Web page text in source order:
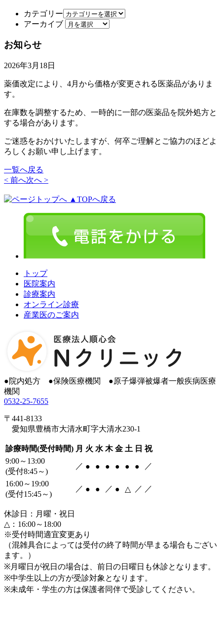
カテゴリー
アーカイブ
お知らせ
2026年3月18日
薬価改定により、4月から価格が変更される医薬品がありま
す。
在庫数を調整するため、一時的に一部の医薬品を院外処方と
する場合があります。
ご迷惑をおかけいたしますが、何卒ご理解とご協力のほどよ
ろしくお願い申し上げます。
一覧へ戻る
< 前へ次へ >
▲TOPへ戻る
トップ
医院案内
診療案内
オンライン診療
産業医のご案内
●院内処方 ●保険医療機関 ●原子爆弾被爆者一般疾病医療
機関
0532-25-7655
〒441-8133
愛知県豊橋市大清水町字大清水230-1
診療時間(受付時間) 月 火 水 木 金 土 日 祝
9:00～13:00
(受付8:45～)
／ ● ● ● ● ● ● ／
16:00～19:00
(受付15:45～)
／ ● ● ／ ● △ ／ ／
休診日：月曜・祝日
△：16:00～18:00
※受付時間適宜変更あり
（混雑具合によっては受付の終了時間が早まる場合もござい
ます。）
※月曜日が祝日の場合は、前日の日曜日も休診となります。
※中学生以上の方が受診対象となります。
※未成年・学生の方は保護者同伴で受診してください。